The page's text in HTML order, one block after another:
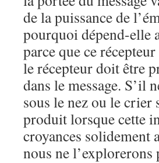
de la puissance de
pourquoi dépend-elle
parce que ce
le récepteur doit être
dans le message. S’il
sous le nez ou le crier
produit lorsque cette
croyances solidement
nous ne l’explorerons